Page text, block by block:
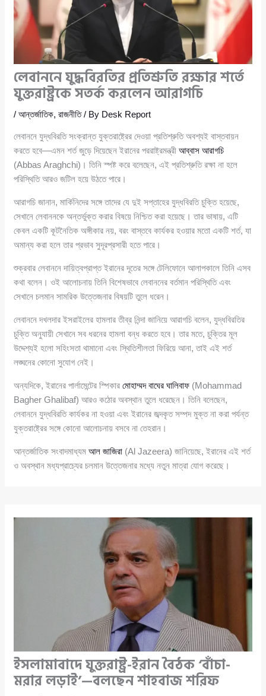
লেবাননে যুদ্ধবিরতির প্রতিশ্রুতি রক্ষার শর্তে
যুক্তরাষ্ট্রকে সতর্ক করলেন আরাগচি
/আন্তর্জাতিক,রাজনীতি/ By Desk Report
লেবাননে যুদ্ধবিরতি সংক্রান্ত যুক্তরাষ্ট্রের দেওয়া প্রতিশ্রুতি অবশ্যই বাস্তবায়ন
করতে হবে—এমন শর্ত জুড়ে দিয়েছেন ইরানের পররাষ্ট্রমন্ত্রীআব্বাস আরাগচি
(Abbas Araghchi)। তিনি স্পষ্ট করে বলেছেন, এই প্রতিশ্রুতি রক্ষা না হলে
পরিস্থিতি আরও জটিল হয়ে উঠতে পারে।
আরাগচি জানান, মার্কিনিদের সঙ্গে তাদের যে দুই সপ্তাহের যুদ্ধবিরতি চুক্তি হয়েছে,
সেখানে লেবাননকে অন্তর্ভুক্ত করার বিষয়ে নিশ্চিত করা হয়েছে। তার ভাষায়, এটি
কেবল একটি কূটনৈতিক অঙ্গীকার নয়, বরং বাস্তবে কার্যকর হওয়ার মতো একটি শর্ত, যা
অমান্য করা হলে তার প্রভাব সুদূরপ্রসারী হতে পারে।
শুক্রবার লেবাননে দায়িত্বপ্রাপ্ত ইরানের দূতের সঙ্গে টেলিফোনে আলাপকালে তিনি এসব
কথা বলেন। ওই আলোচনায় তিনি বিশেষভাবে লেবাননের বর্তমান পরিস্থিতি এবং
সেখানে চলমান সামরিক উত্তেজনার বিষয়টি তুলে ধরেন।
লেবাননে দখলদার ইসরাইলের হামলার তীব্র নিন্দা জানিয়ে আরাগচি বলেন, যুদ্ধবিরতির
চুক্তি অনুযায়ী সেখানে সব ধরনের হামলা বন্ধ করতে হবে। তার মতে, চুক্তির মূল
উদ্দেশ্যই হলো সহিংসতা থামানো এবং স্থিতিশীলতা ফিরিয়ে আনা, তাই এই শর্ত
লঙ্ঘনের কোনো সুযোগ নেই।
অন্যদিকে, ইরানের পার্লামেন্টের স্পিকারমোহাম্মদ বাঘের ঘালিবাফ (Mohammad
Bagher Ghalibaf) আরও কঠোর অবস্থান তুলে ধরেছেন। তিনি বলেছেন,
লেবাননে যুদ্ধবিরতি কার্যকর না হওয়া এবং ইরানের জব্দকৃত সম্পদ মুক্ত না করা পর্যন্ত
যুক্তরাষ্ট্রের সঙ্গে কোনো আলোচনায় বসবে না তেহরান।
আন্তর্জাতিক সংবাদমাধ্যমআল জাজিরা (Al Jazeera) জানিয়েছে, ইরানের এই শর্ত
ও অবস্থান মধ্যপ্রাচ্যের চলমান উত্তেজনার মধ্যে নতুন মাত্রা যোগ করেছে।
ইসলামাবাদে যুক্তরাষ্ট্র-ইরান বৈঠক ‘বাঁচা-
মরার লড়াই’—বলছেন শাহবাজ শরিফ